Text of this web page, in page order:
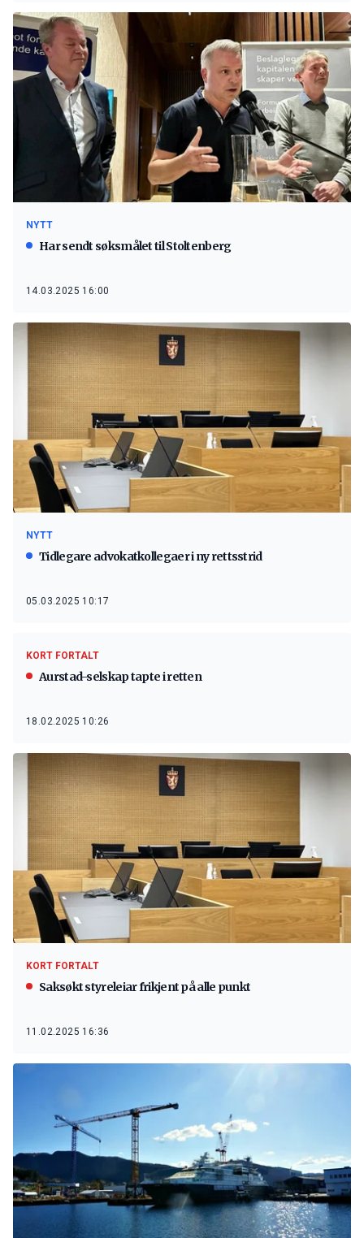
NYTT
Har sendt søksmålet til Stoltenberg
14.03.2025 16:00
NYTT
Tidlegare advokatkollegaer i ny rettsstrid
05.03.2025 10:17
KORT FORTALT
Aurstad-selskap tapte i retten
18.02.2025 10:26
KORT FORTALT
Saksøkt styreleiar frikjent på alle punkt
11.02.2025 16:36